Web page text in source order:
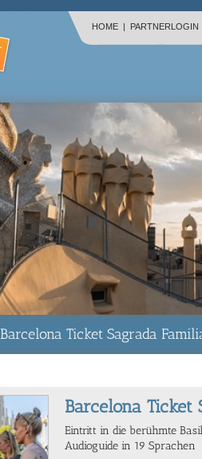
HOME | PARTNERLOGIN
Barcelona Ticket Sagrada
Barcelona Ticket
Eintritt in die berühmte
Audioguide in 19 Sprachen